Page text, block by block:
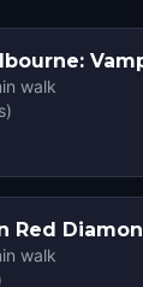
walk
)
Red
walk